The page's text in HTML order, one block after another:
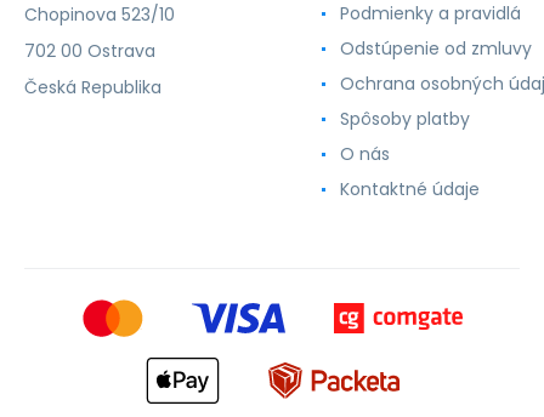
Chopinova 523/10
702 00 Ostrava
Česká Republika
Podmienky a pravidlá
Odstúpenie od zmluvy
Ochrana osobných
Spôsoby platby
O nás
Kontaktné údaje